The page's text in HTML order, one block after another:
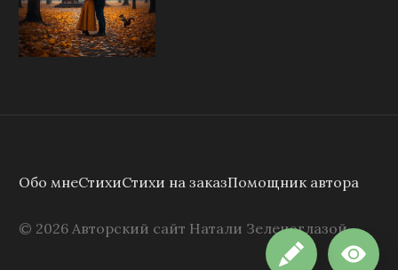
Обо мнеСтихиСтихи на заказПомощник автора
© 2026 Авторский сайт Натали Зеленоглазой